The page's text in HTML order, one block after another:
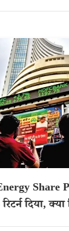
Share
दिया,